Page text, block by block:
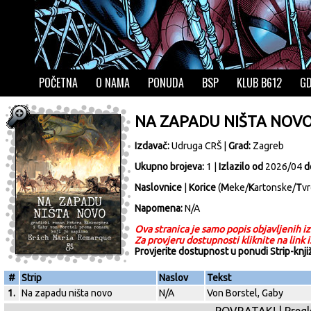
POČETNA O NAMA PONUDA BSP KLUB B612
NA ZAPADU NIŠTA
Izdavač:Udruga CRŠ Grad: Zagreb
Ukupno brojeva: 1 | Izlazilo od 2026/04
Naslovnice
Korice(Meke/Kartonske/T
Napomena:N/A
Ova stranica je samo popis objavljenih
Za provjeru dostupnosti kliknite na link
Provjerite dostupnost u ponudi Strip-
# Strip Naslov
Tekst
1. Na zapadu ništa novo N/A Von Borstel, Gaby